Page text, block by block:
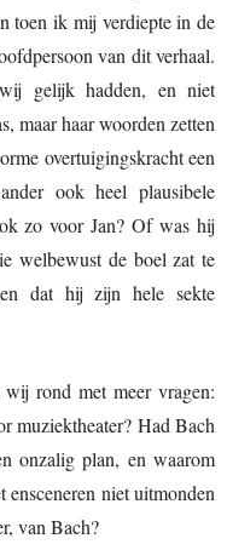
toen ik mij verdiepte in de
van dit verhaal.
gelijk hadden, en niet
maar haar woorden zetten
overtuigingskracht een
ook heel plausibele
zo voor Jan? Of was hij
welbewust de boel zat te
dat hij zijn hele sekte
rond met meer vragen:
muziektheater? Had Bach
onzalig plan, en waarom
niet uitmonden
van Bach?